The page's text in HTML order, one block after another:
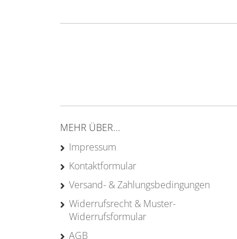
MEHR ÜBER...
Impressum
Kontaktformular
Versand- & Zahlungsbedingungen
Widerrufsrecht & Muster-
Widerrufsformular
AGB